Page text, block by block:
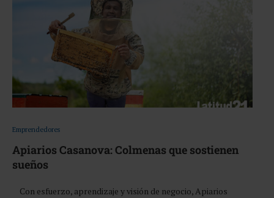
Emprendedores
Apiarios Casanova: Colmenas que sostienen
sueños
Con esfuerzo, aprendizaje y visión de negocio, Apiarios